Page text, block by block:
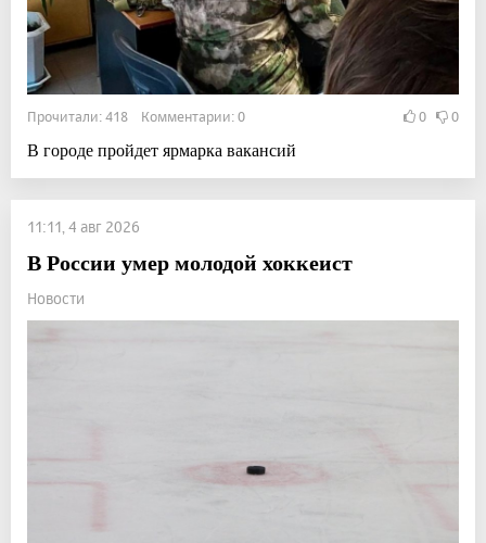
Прочитали: 418 Комментарии: 0 0 0
В городе пройдет ярмарка вакансий
11:11, 4 авг 2026
В России умер молодой хоккеист
Новости